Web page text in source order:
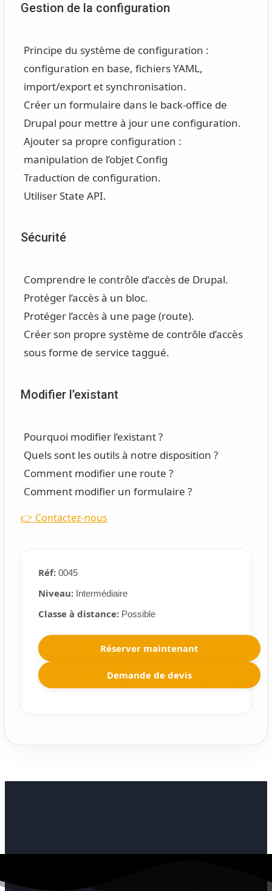
Gestion de la configuration
Principe du système de configuration :
configuration en base, fichiers YAML,
import/export et synchronisation.
Créer un formulaire dans le back-office de
Drupal pour mettre à jour une configuration.
Ajouter sa propre configuration :
manipulation de l’objet Config
Traduction de configuration.
Utiliser State API.
Sécurité
Comprendre le contrôle d’accès de Drupal.
Protéger l’accès à un bloc.
Protéger l’accès à une page (route).
Créer son propre système de contrôle d’accès
sous forme de service taggué.
Modifier l’existant
Pourquoi modifier l’existant ?
Quels sont les outils à notre disposition ?
Comment modifier une route ?
Comment modifier un formulaire ?
👉 Contactez-nous
Réf:0045
Niveau:Intermédiaire
Classe à distance:Possible
Réserver maintenant
Demande de devis